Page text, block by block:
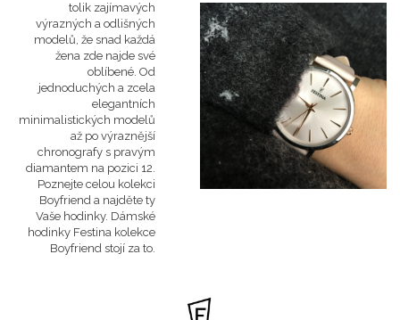
tolik zajímavých
výrazných a odlišných
modelů, že snad každá
žena zde najde své
oblíbené. Od
jednoduchých a zcela
elegantních
minimalistických modelů
až po výraznější
chronografy s pravým
diamantem na pozici 12.
Poznejte celou kolekci
Boyfriend a najděte ty
Vaše hodinky. Dámské
hodinky Festina kolekce
Boyfriend stojí za to.